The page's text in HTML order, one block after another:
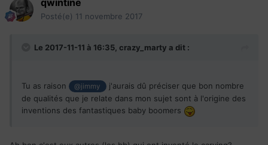
qwintine
Posté(e) 11 novembre 2017
Le 2017-11-11 à 16:35, crazy_marty a dit :
Tu as raison @jimmy
j'aurais dû préciser que bon nombre
de qualités que je relate dans mon sujet sont à l'origine des
inventions des fantastiques baby boomers